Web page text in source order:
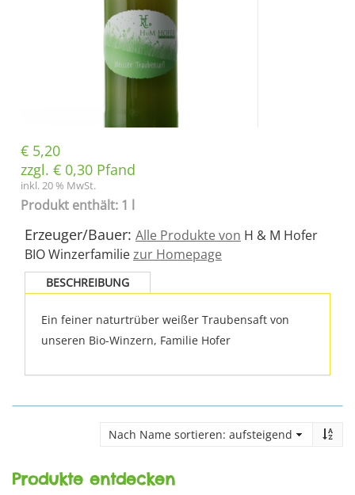
€ 5,20
zzgl. € 0,30 Pfand
inkl. 20 % MwSt.
Produkt enthält: 1 l
Erzeuger/Bauer: Alle Produkte von H & M Hofer
BIO Winzerfamiliezur Homepage
BESCHREIBUNG
Ein feiner naturtrüber weißer Traubensaft von
unseren Bio-Winzern, Familie Hofer
Produkte entdecken